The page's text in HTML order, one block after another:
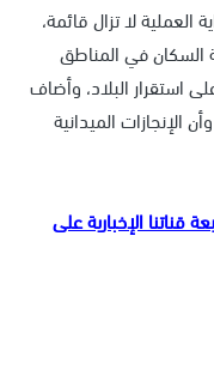
لا تزال قائمة،
السكان في المناطق
استقرار البلاد، وأضاف
الميدانية
يُمكنك متابعة قناتنا الإخبارية على